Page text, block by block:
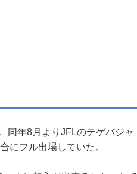
同年8月よりJFLのテゲバジャ
にフル出場していた。